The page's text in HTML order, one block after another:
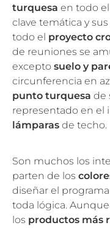
turquesa en todo
clave temática y
todo el proyecto
de reuniones se
excepto suelo y
circunferencia en
punto turquesa de
representado en el
lámparas de techo.
Son muchos los
parten de los
diseñar el
toda lógica.
los productos más